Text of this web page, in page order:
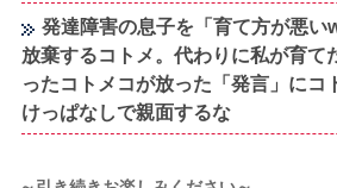
発達障害の息子を「育て方が悪い
放棄するコトメ。代わりに私が育て
ったコトメコが放った「発言」に
けっぱなしで親面するな